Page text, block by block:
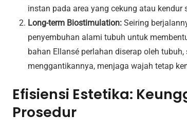
instan pada area yang cekung atau kendur
Long-term Biostimulation: Seiring
penyembuhan alami tubuh untuk
bahan Ellansé perlahan diserap oleh
menggantikannya, menjaga wajah tetap
Efisiensi Estetika:
Prosedur